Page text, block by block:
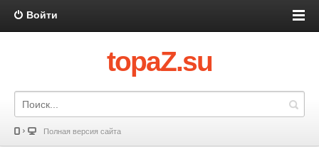
Войти
topaZ.su
Полная версия сайта